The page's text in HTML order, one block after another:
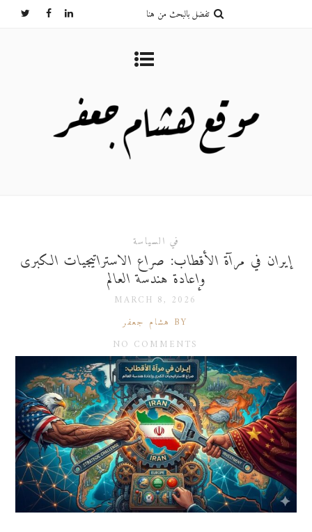
في السياسة
إيران في مرآة الأقطاب: صراع الاستراتيجيات الكبرى
وإعادة هندسة العالم
MARCH 8, 2026
BY هشام جعفر
NO COMMENTS